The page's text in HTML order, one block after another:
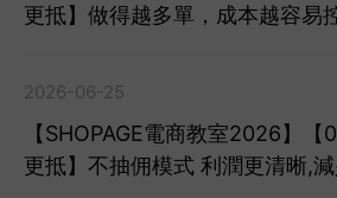
更抵】做得越多單，成本越容易
2026-06-25
【SHOPAGE電商教室2026】
更抵】不抽佣模式 利潤更清晰,